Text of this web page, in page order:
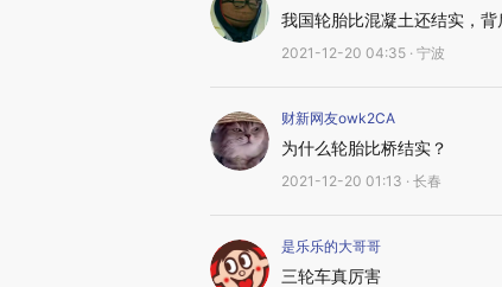
我国轮胎比混凝土还结实，
2021-12-20 04:35 · 宁波
财新网友owk2CA
为什么轮胎比桥结实？
2021-12-20 01:13 · 长春
是乐乐的大哥哥
三轮车真厉害